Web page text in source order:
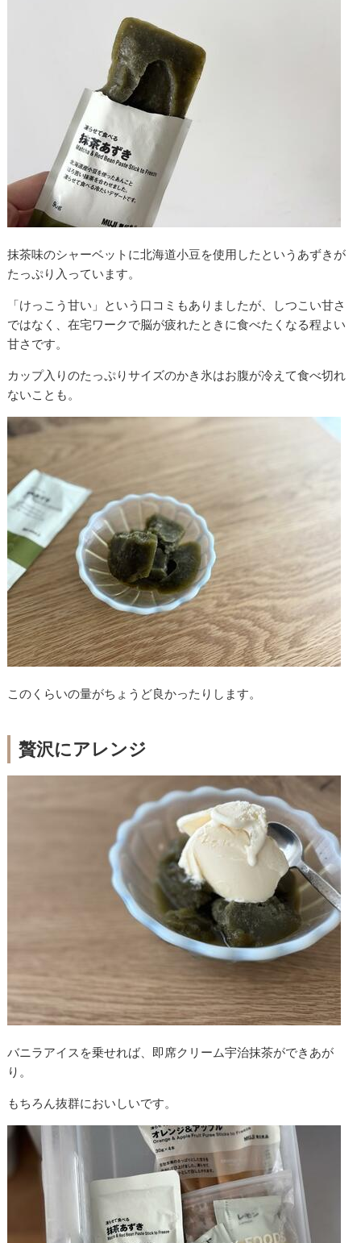
抹茶味のシャーベットに北海道小豆を使用したというあずきが
たっぷり入っています。
「けっこう甘い」という口コミもありましたが、しつこい甘さ
ではなく、在宅ワークで脳が疲れたときに食べたくなる程よい
甘さです。
カップ入りのたっぷりサイズのかき氷はお腹が冷えて食べ切れ
ないことも。
このくらいの量がちょうど良かったりします。
贅沢にアレンジ
バニラアイスを乗せれば、即席クリーム宇治抹茶ができあが
り。
もちろん抜群においしいです。